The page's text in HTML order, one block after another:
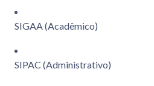
SIGAA (Acadêmico)
SIPAC (Administrativo)